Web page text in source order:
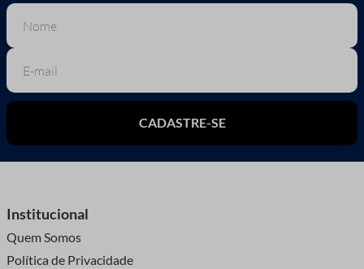
CADASTRE-SE
Institucional
Quem Somos
Política de Privacidade